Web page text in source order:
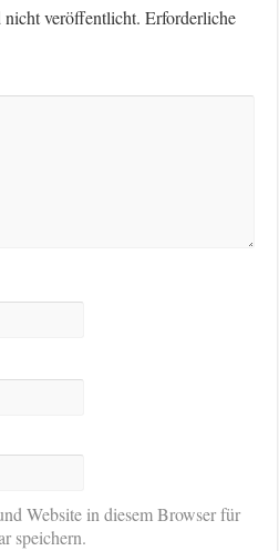
veröffentlicht. Erforderliche
Website in diesem Browser für
speichern.